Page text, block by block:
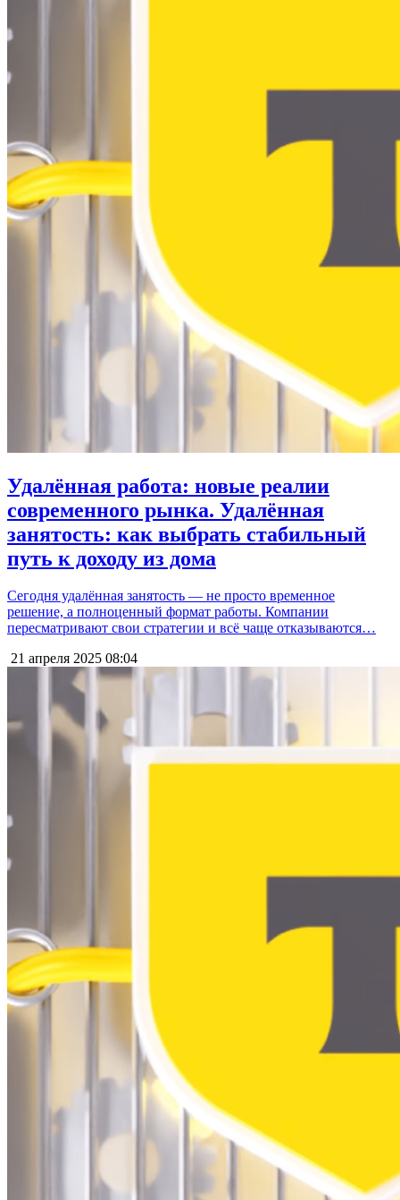
Удалённая работа: новые реалии
современного рынка. Удалённая
занятость: как выбрать стабильный
путь к доходу из дома
Сегодня удалённая занятость — не просто временное
решение, а полноценный формат работы. Компании
пересматривают свои стратегии и всё чаще отказываются…
21 апреля 2025 08:04